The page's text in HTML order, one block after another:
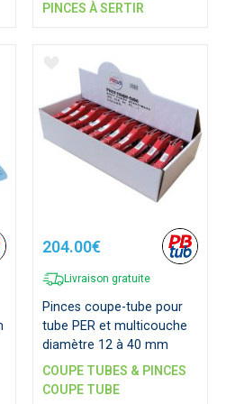
PINCES À SERTIR
204.00€
Livraison gratuite
Pinces coupe-tube pour
tube PER et multicouche
diamètre 12 à 40 mm
COUPE TUBES & PINCES
COUPE TUBE